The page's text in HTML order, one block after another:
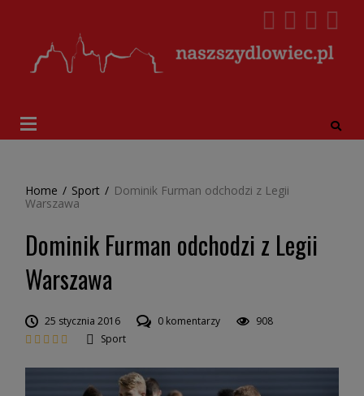
Home / Sport / Dominik Furman odchodzi z Legii
Warszawa
Dominik Furman odchodzi z Legii
Warszawa
25 stycznia 2016 0 komentarzy
908
Sport